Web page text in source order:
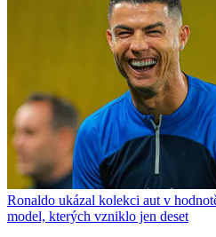
Ronaldo ukázal kolekci aut v
model, kterých vzniklo jen deset